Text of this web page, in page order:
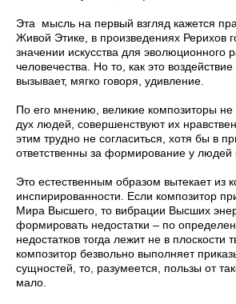
Эта мысль на первый взгляд кажется
Живой Этике, в произведениях Рерихов
значении искусства для эволюционного
человечества. Но то, как это
вызывает, мягко говоря, удивление.
По его мнению, великие композиторы не
дух людей, совершенствуют их
этим трудно не согласиться, хотя бы в
ответственны за формирование у людей
Это естественным образом вытекает из
инспирированности. Если композитор
Мира Высшего, то вибрации Высших
формировать недостатки – по
недостатков тогда лежит не в плоскости
композитор безвольно выполняет
сущностей, то, разумеется, пользы от
мало.